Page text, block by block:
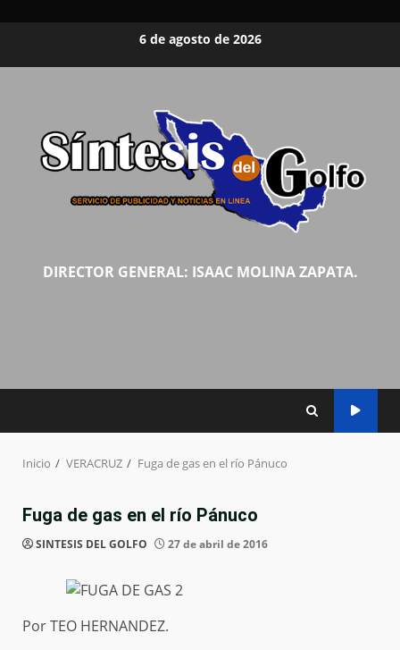
6 de agosto de 2026
DIRECTOR GENERAL: ISAAC MOLINA ZAPATA.
Inicio VERACRUZ Fuga de gas en el río Pánuco
Fuga de gas en el río Pánuco
SINTESIS DEL GOLFO 27 de abril de 2016
Por TEO HERNANDEZ.